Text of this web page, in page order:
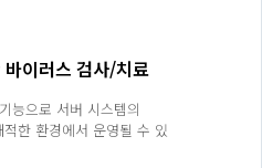
이러스 검사/치료
능으로 서버 시스템의
한 환경에서 운영될 수 있